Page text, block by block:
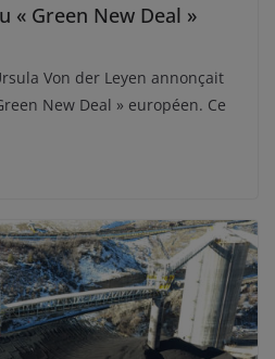
« Green New Deal »
Von der Leyen annonçait
New Deal » européen. Ce